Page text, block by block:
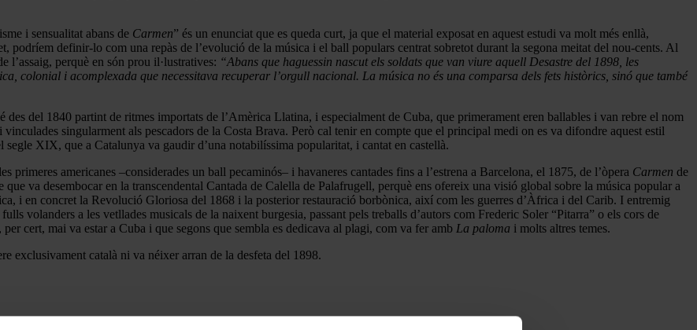
i sensualitat abans de Carmen” és un enunciat que es queda curt, ja que el material exposat en aquest estudi va molt més enllà,
definir-lo com una repàs de l’evolució de la música i el ball populars centrat sobretot durant la segona meitat del nou-cents. Al
l’assaig, perquè en són prou il·lustratives: “Abans que haguessin nascut els soldats que van viure aquell Desastre del 1898, les
colonial i acomplexada que necessitava recuperar l’orgull nacional. La música no és una comparsa dels fets històrics, sinó que també
del 1840 partint de ritmes importats de l’Amèrica Llatina, i especialment de Cuba, que primerament eren ballables i van rebre el nom
vinculades singularment als pescadors de la Costa Brava. Però cal tenir en compte que el principal medi on es va difondre aquest estil
segle XIX, que a Catalunya va gaudir d’una notabilíssima popularitat, i cantat en castellà.
americanes –considerades un ball pecaminós– i havaneres cantades fins a l’estrena a Barcelona, el 1875, de l’òpera Carmen de
va desembocar en la transcendental Cantada de Calella de Palafrugell, perquè ens ofereix una visió global sobre la música popular a
i en concret la Revolució Gloriosa del 1868 i la posterior restauració borbònica, així com les guerres d’Àfrica i del Carib. I entremig
volanders a les vetllades musicals de la naixent burgesia, passant pels treballs d’autors com Frederic Soler “Pitarra” o els cors de
cert, mai va estar a Cuba i que segons que sembla es dedicava al plagi, com va fer amb La paloma i molts altres temes.
exclusivament català ni va néixer arran de la desfeta del 1898.